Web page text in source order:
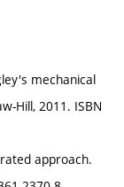
mechanical
Hill, 2011. ISBN
approach.